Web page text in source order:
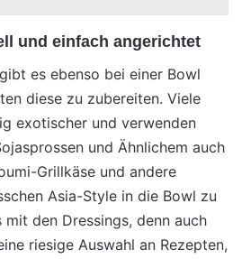
und einfach angerichtet
es ebenso bei einer Bowl
diese zu zubereiten. Viele
exotischer und verwenden
und Ähnlichem auch
Grillkäse und andere
Asia-Style in die Bowl zu
den Dressings, denn auch
riesige Auswahl an Rezepten,